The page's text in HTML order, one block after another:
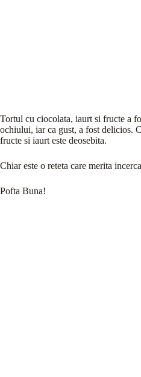
Tortul cu ciocolata, iaurt si fructe a
ochiului, iar ca gust, a fost delicios.
fructe si iaurt este deosebita.
Chiar este o reteta care merita
Pofta Buna!